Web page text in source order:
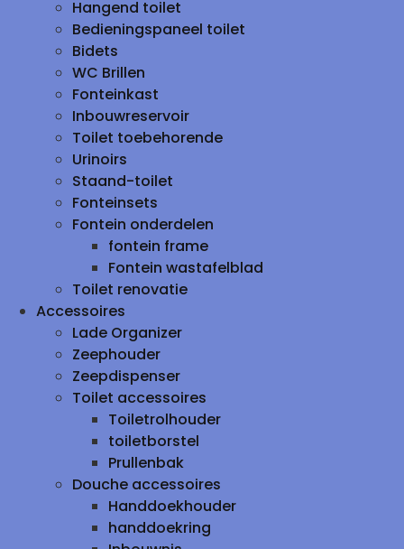
Hangend toilet
Bedieningspaneel toilet
Bidets
WC Brillen
Fonteinkast
Inbouwreservoir
Toilet toebehorende
Urinoirs
Staand-toilet
Fonteinsets
Fontein onderdelen
fontein frame
Fontein wastafelblad
Toilet renovatie
Accessoires
Lade Organizer
Zeephouder
Zeepdispenser
Toilet accessoires
Toiletrolhouder
toiletborstel
Prullenbak
Douche accessoires
Handdoekhouder
handdoekring